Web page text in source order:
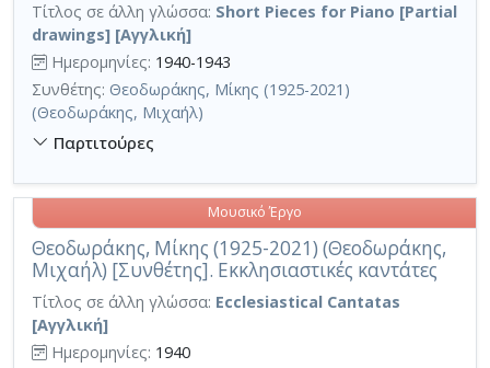
Τίτλος σε άλλη γλώσσα: Short Pieces for Piano [Partial
drawings] [Αγγλική]
Ημερομηνίες: 1940-1943
Συνθέτης: Θεοδωράκης, Μίκης (1925-2021)
(Θεοδωράκης, Μιχαήλ)
Παρτιτούρες
Θεοδωράκης, Μίκης (1925-2021) (Θεοδωράκης,
Μιχαήλ) [Συνθέτης]. Εκκλησιαστικές καντάτες
Μουσικό Έργο
Τίτλος σε άλλη γλώσσα: Ecclesiastical Cantatas
[Αγγλική]
Ημερομηνίες: 1940